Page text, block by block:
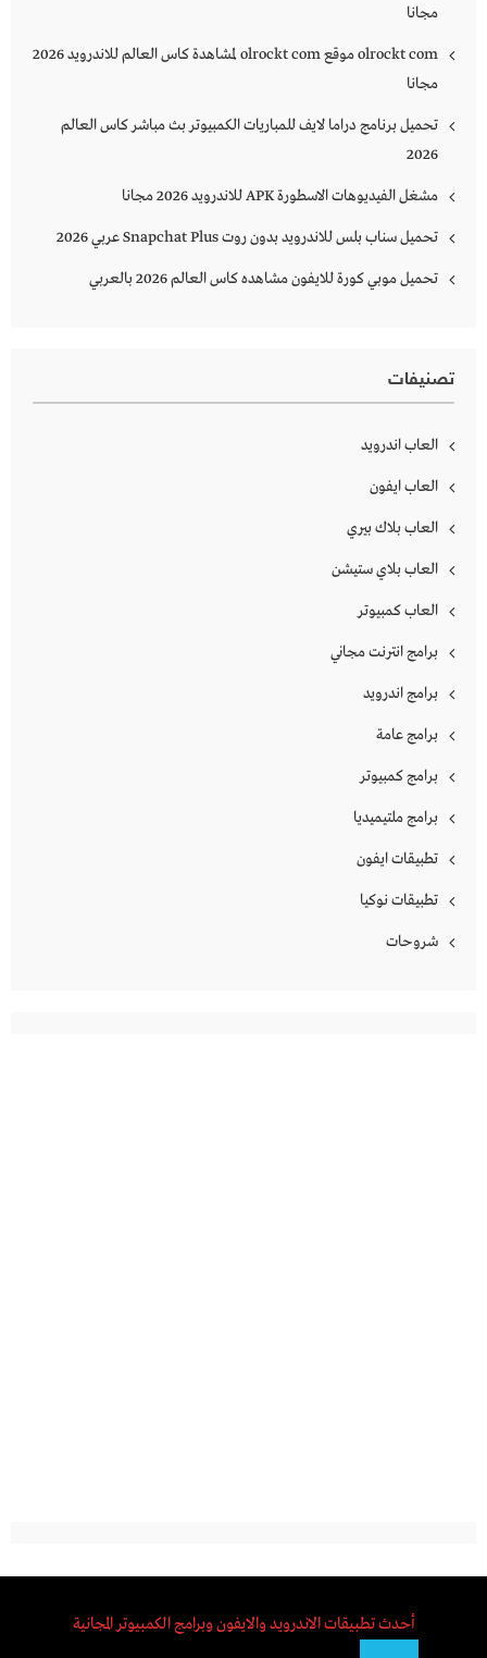
مجانا
olrockt com موقع olrockt com لمشاهدة كاس العالم للاندرويد 2026
مجانا
تحميل برنامج دراما لايف للمباريات الكمبيوتر بث مباشر كاس العالم
2026
مشغل الفيديوهات الاسطورة APK للاندرويد 2026 مجانا
تحميل سناب بلس للاندرويد بدون روت Snapchat Plus‏ عربي 2026
تحميل موبي كورة للايفون مشاهده كاس العالم 2026 بالعربي
تصنيفات
العاب اندرويد
العاب ايفون
العاب بلاك بيري
العاب بلاي ستيشن
العاب كمبيوتر
برامج انترنت مجاني
برامج اندرويد
برامج عامة
برامج كمبيوتر
برامج ملتيميديا
تطبيقات ايفون
تطبيقات نوكيا
شروحات
أحدث تطبيقات الاندرويد والايفون وبرامج الكمبيوتر المجانية